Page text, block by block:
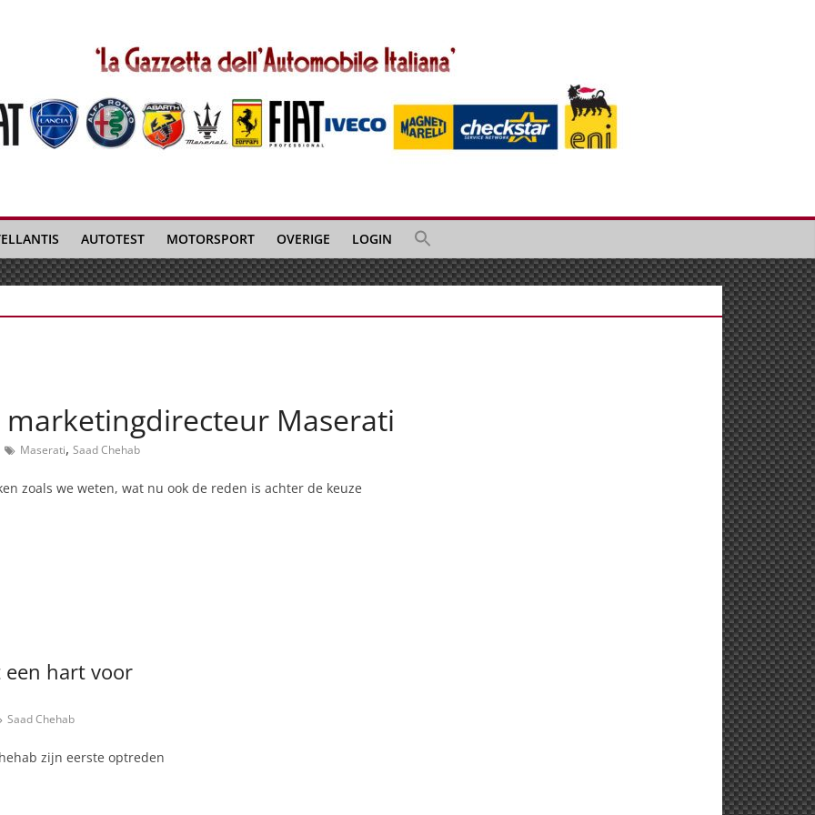
AUTOTEST MOTORSPORT OVERIGE LOGIN
marketingdirecteur Maserati
Maserati, Saad Chehab
zoals we weten, wat nu ook de reden is achter de keuze
een hart voor
Saad Chehab
zijn eerste optreden